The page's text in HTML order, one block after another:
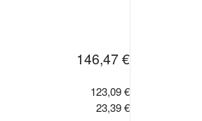
146,47 €
123,09 €
23,39 €